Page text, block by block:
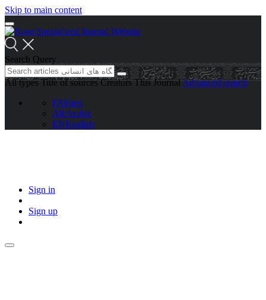
Skip to main content
Search Query
All types Title of sources Creators This Journal Advanced search
FAFarsi
ARArabic
ENEnglish
Sign in
Sign up